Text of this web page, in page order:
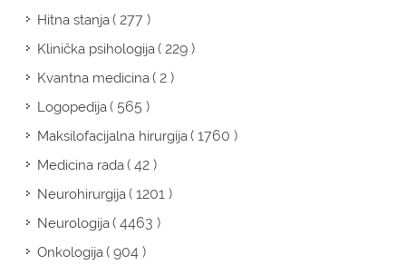
Hitna stanja( 277 )
Klinička psihologija( 229 )
Kvantna medicina( 2 )
Logopedija( 565 )
Maksilofacijalna hirurgija( 1760 )
Medicina rada( 42 )
Neurohirurgija( 1201 )
Neurologija( 4463 )
Onkologija( 904 )